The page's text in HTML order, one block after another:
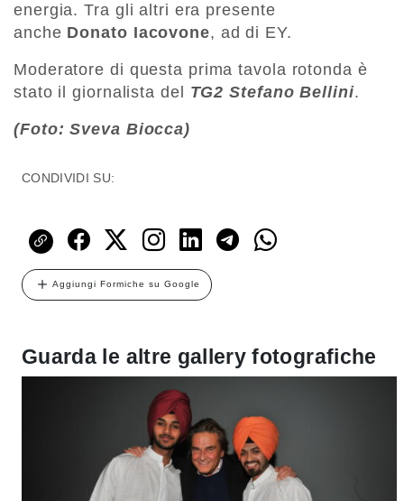
energia. Tra gli altri era presente
anche Donato Iacovone, ad di EY.
Moderatore di questa prima tavola rotonda è
stato il giornalista del TG2 Stefano Bellini.
(Foto: Sveva Biocca)
CONDIVIDI SU:
Aggiungi Formiche su Google
Guarda le altre gallery fotografiche